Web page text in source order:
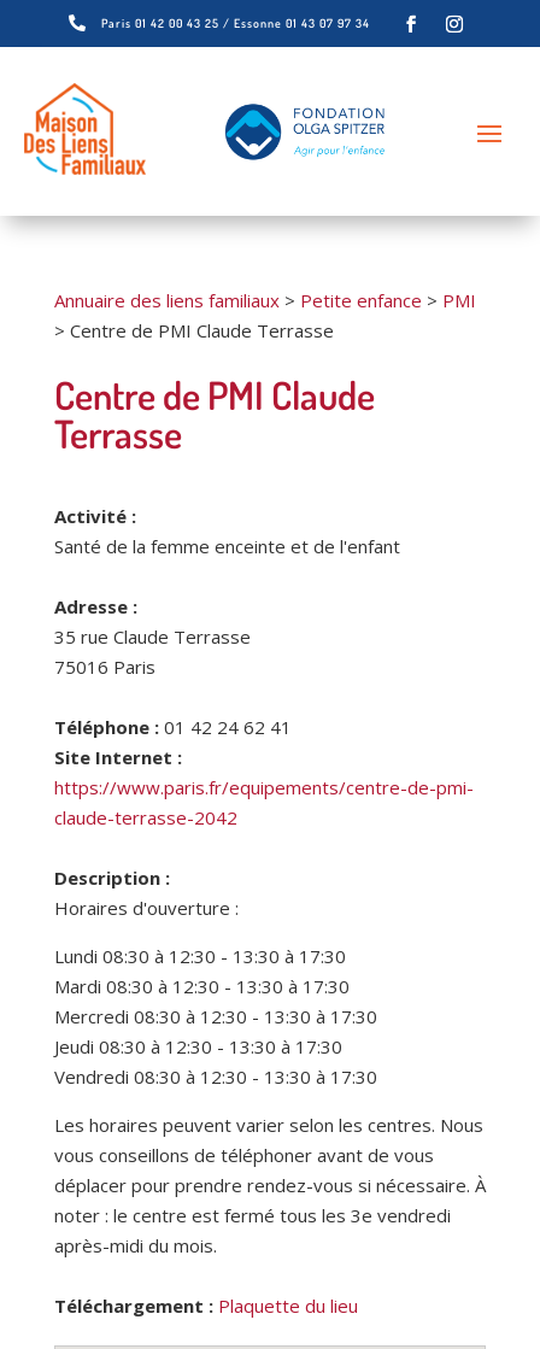
 Paris 01 42 00 43 25 / Essonne 01 43 07 97 34
Annuaire des liens familiaux> Petite enfance > PMI
> Centre de PMI Claude Terrasse
Centre de PMI Claude
Terrasse
Activité :
Santé de la femme enceinte et de l'enfant
Adresse :
35 rue Claude Terrasse
75016 Paris
Téléphone : 01 42 24 62 41
Site Internet :
https://www.paris.fr/equipements/centre-de-pmi-
claude-terrasse-2042
Description :
Horaires d'ouverture :
Lundi 08:30 à 12:30 - 13:30 à 17:30
Mardi 08:30 à 12:30 - 13:30 à 17:30
Mercredi 08:30 à 12:30 - 13:30 à 17:30
Jeudi 08:30 à 12:30 - 13:30 à 17:30
Vendredi 08:30 à 12:30 - 13:30 à 17:30
Les horaires peuvent varier selon les centres. Nous
vous conseillons de téléphoner avant de vous
déplacer pour prendre rendez-vous si nécessaire. À
noter : le centre est fermé tous les 3e vendredi
après-midi du mois.
Téléchargement : Plaquette du lieu